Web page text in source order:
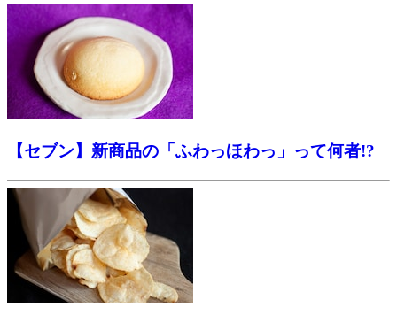
【セブン】新商品の「ふわっほわっ」って何者!?